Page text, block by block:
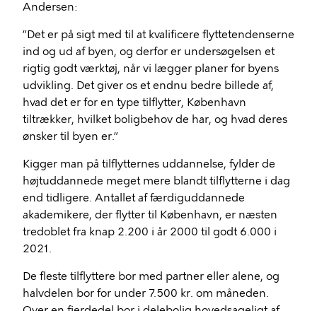
Andersen:
”Det er på sigt med til at kvalificere flyttetendenserne
ind og ud af byen, og derfor er undersøgelsen et
rigtig godt værktøj, når vi lægger planer for byens
udvikling. Det giver os et endnu bedre billede af,
hvad det er for en type tilflytter, København
tiltrækker, hvilket boligbehov de har, og hvad deres
ønsker til byen er.”
Kigger man på tilflytternes uddannelse, fylder de
højtuddannede meget mere blandt tilflytterne i dag
end tidligere. Antallet af færdiguddannede
akademikere, der flytter til København, er næsten
tredoblet fra knap 2.200 i år 2000 til godt 6.000 i
2021.
De fleste tilflyttere bor med partner eller alene, og
halvdelen bor for under 7.500 kr. om måneden.